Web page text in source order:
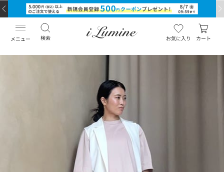
メニュー 検索 お気に入り カート